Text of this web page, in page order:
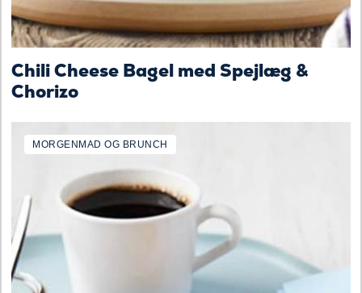
Chili Cheese Bagel med Spejlæg &
Chorizo
MORGENMAD OG BRUNCH